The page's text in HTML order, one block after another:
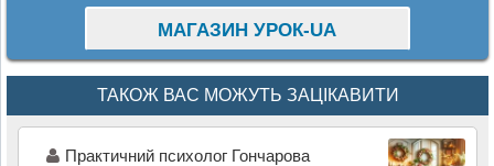
МАГАЗИН УРОК-UA
ТАКОЖ ВАС МОЖУТЬ ЗАЦІКАВИТИ
Практичний психолог Гончарова